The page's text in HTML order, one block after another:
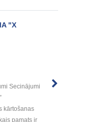
"Х
Secinājumi
kārtošanas
pamats ir